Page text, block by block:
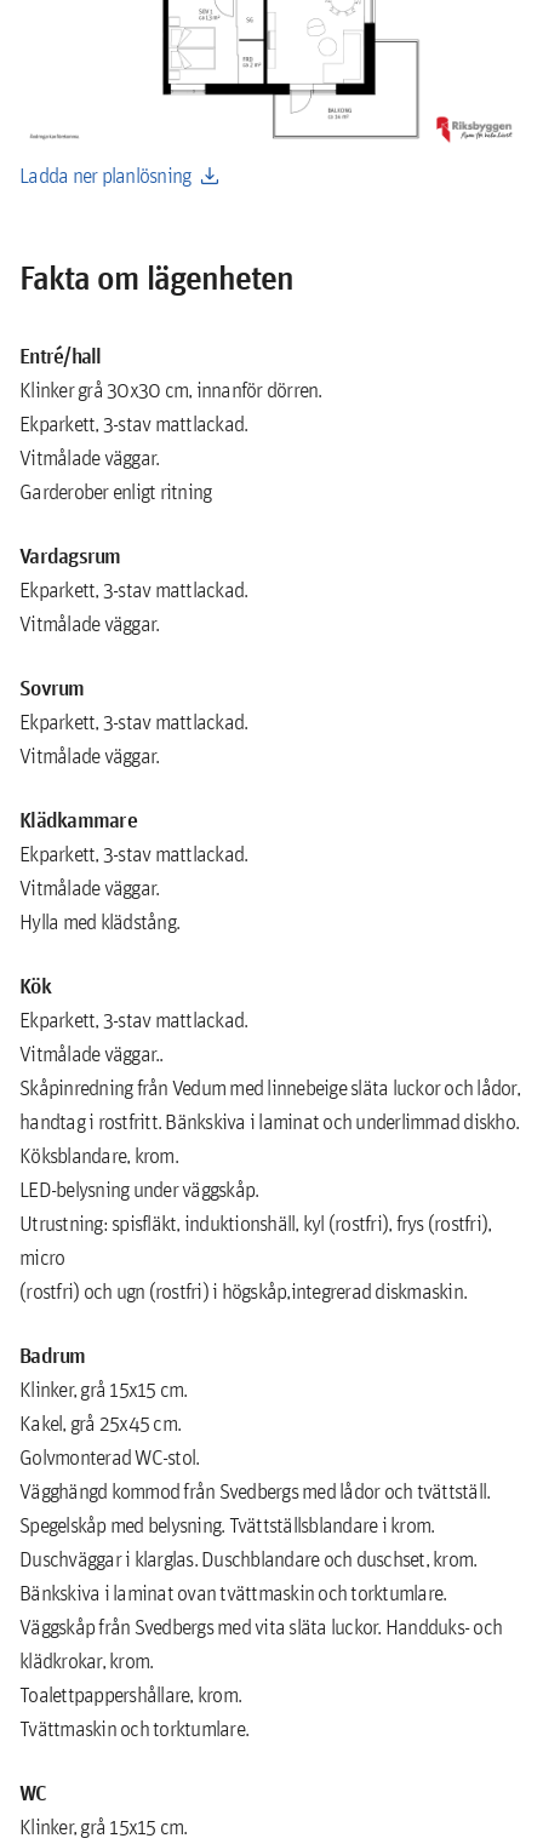
Ladda ner planlösning download
Fakta om lägenheten
Entré/hall
Klinker grå 30x30 cm, innanför dörren.
Ekparkett, 3-stav mattlackad.
Vitmålade väggar.
Garderober enligt ritning
Vardagsrum
Ekparkett, 3-stav mattlackad.
Vitmålade väggar.
Sovrum
Ekparkett, 3-stav mattlackad.
Vitmålade väggar.
Klädkammare
Ekparkett, 3-stav mattlackad.
Vitmålade väggar.
Hylla med klädstång.
Kök
Ekparkett, 3-stav mattlackad.
Vitmålade väggar..
Skåpinredning från Vedum med linnebeige släta luckor och lådor,
handtag i rostfritt. Bänkskiva i laminat och underlimmad diskho.
Köksblandare, krom.
LED-belysning under väggskåp.
Utrustning: spisfläkt, induktionshäll, kyl (rostfri), frys (rostfri),
micro
(rostfri) och ugn (rostfri) i högskåp,integrerad diskmaskin.
Badrum
Klinker, grå 15x15 cm.
Kakel, grå 25x45 cm.
Golvmonterad WC-stol.
Vägghängd kommod från Svedbergs med lådor och tvättställ.
Spegelskåp med belysning. Tvättställsblandare i krom.
Duschväggar i klarglas. Duschblandare och duschset, krom.
Bänkskiva i laminat ovan tvättmaskin och torktumlare.
Väggskåp från Svedbergs med vita släta luckor. Handduks- och
klädkrokar, krom.
Toalettpappershållare, krom.
Tvättmaskin och torktumlare.
WC
Klinker, grå 15x15 cm.